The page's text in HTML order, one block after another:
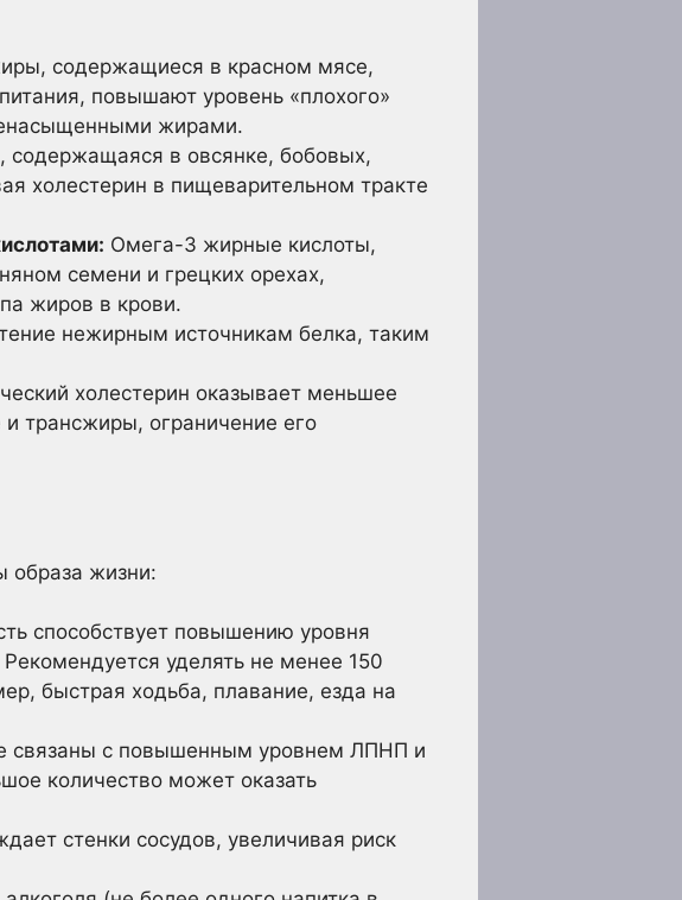
содержащиеся в красном мясе,
повышают уровень «плохого»
жирами.
содержащаяся в овсянке, бобовых,
холестерин в пищеварительном тракте
Омега-3 жирные кислоты,
семени и грецких орехах,
жиров в крови.
нежирным источникам белка, таким
холестерин оказывает меньшее
трансжиры, ограничение его
образа жизни:
способствует повышению уровня
уделять не менее 150
быстрая ходьба, плавание, езда на
связаны с повышенным уровнем ЛПНП и
количество может оказать
стенки сосудов, увеличивая риск